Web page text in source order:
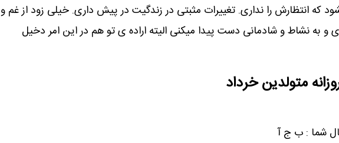
که انتظارش را نداری. تغییرات مثبتی در زندگیت در پیش داری. خیلی زود از غم و
و به نشاط و شادمانی دست پیدا میکنی الیته اراده ی تو هم در این امر دخیل
متولدین خرداد
شما : ب ج آ